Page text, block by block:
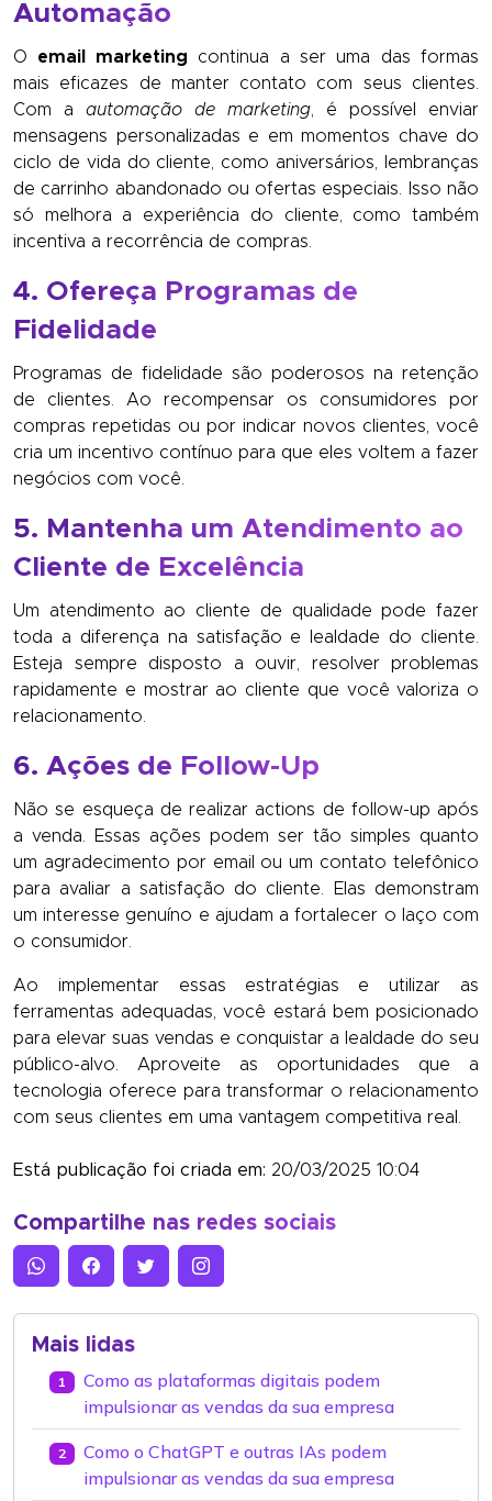
Automação
O email marketing continua a ser uma das formas
mais eficazes de manter contato com seus clientes.
Com a automação de marketing , é possível enviar
mensagens personalizadas e em momentos chave do
ciclo de vida do cliente, como aniversários, lembranças
de carrinho abandonado ou ofertas especiais. Isso não
só melhora a experiência do cliente, como também
incentiva a recorrência de compras.
4. Ofereça Programas de
Fidelidade
Programas de fidelidade são poderosos na retenção
de clientes. Ao recompensar os consumidores por
compras repetidas ou por indicar novos clientes, você
cria um incentivo contínuo para que eles voltem a fazer
negócios com você.
5. Mantenha um Atendimento ao
Cliente de Excelência
Um atendimento ao cliente de qualidade pode fazer
toda a diferença na satisfação e lealdade do cliente.
Esteja sempre disposto a ouvir, resolver problemas
rapidamente e mostrar ao cliente que você valoriza o
relacionamento.
6. Ações de Follow-Up
Não se esqueça de realizar actions de follow-up após
a venda. Essas ações podem ser tão simples quanto
um agradecimento por email ou um contato telefônico
para avaliar a satisfação do cliente. Elas demonstram
um interesse genuíno e ajudam a fortalecer o laço com
o consumidor.
Ao implementar essas estratégias e utilizar as
ferramentas adequadas, você estará bem posicionado
para elevar suas vendas e conquistar a lealdade do seu
público-alvo. Aproveite as oportunidades que a
tecnologia oferece para transformar o relacionamento
com seus clientes em uma vantagem competitiva real.
Está publicação foi criada em: 20/03/2025 10:04
Compartilhe nas redes sociais
Mais lidas
1
Como as plataformas digitais podem
impulsionar as vendas da sua empresa
2
Como o ChatGPT e outras IAs podem
impulsionar as vendas da sua empresa